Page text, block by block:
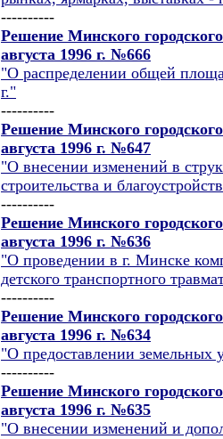
----------
Решение Минского
августа 1996 г. №666
"О распределении общей
г."
----------
Решение Минского
августа 1996 г. №647
"О внесении изменений в
строительства и
----------
Решение Минского
августа 1996 г. №636
"О проведении в г. Минске
детского транспортного
----------
Решение Минского
августа 1996 г. №634
"О предоставлении земельных
----------
Решение Минского
августа 1996 г. №635
"О внесении изменений и